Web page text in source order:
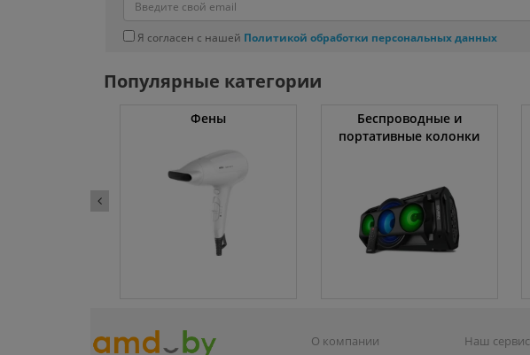
Я согласен с нашей Политикой обработки персональных данных
Популярные категории
Фены
Беспроводные и
портативные колонки
О компании
Наш сервис